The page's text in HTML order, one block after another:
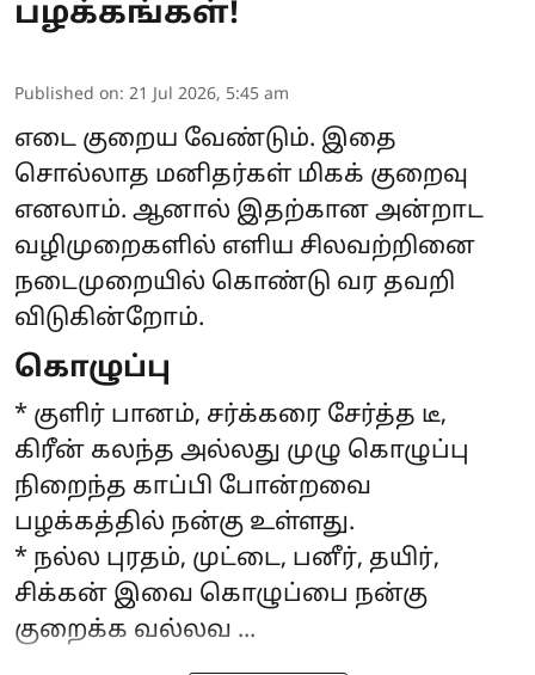
பழக்கங்கள்!
Published on: 21 Jul 2026, 5:45 am
எடை குறைய வேண்டும். இதை
சொல்லாத மனிதர்கள் மிகக் குறைவு
எனலாம். ஆனால் இதற்கான அன்றாட
வழிமுறைகளில் எளிய சிலவற்றினை
நடைமுறையில் கொண்டு வர தவறி
விடுகின்றோம்.
கொழுப்பு
* குளிர் பானம், சர்க்கரை சேர்த்த டீ,
கிரீன் கலந்த அல்லது முழு கொழுப்பு
நிறைந்த காப்பி போன்றவை
பழக்கத்தில் நன்கு உள்ளது.
* நல்ல புரதம், முட்டை, பனீர், தயிர்,
சிக்கன் இவை கொழுப்பை நன்கு
குறைக்க வல்லவ ...